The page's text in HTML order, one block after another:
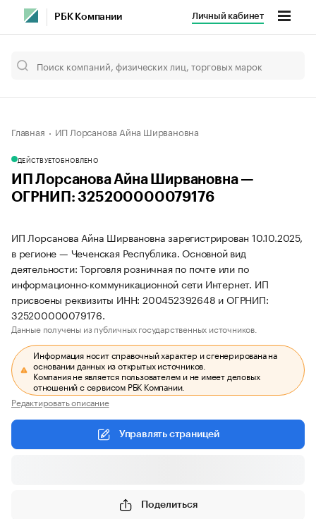
РБК Компании Личный кабинет
Главная ИП Лорсанова Айна Ширвановна
ДЕЙСТВУЕТОБНОВЛЕНО
ИП Лорсанова Айна Ширвановна —
ОГРНИП: 325200000079176
ИП Лорсанова Айна Ширвановна зарегистрирован 10.10.2025,
в регионе — Чеченская Республика. Основной вид
деятельности: Торговля розничная по почте или по
информационно-коммуникационной сети Интернет. ИП
присвоены реквизиты ИНН: 200452392648 и ОГРНИП:
325200000079176.
Данные получены из публичных государственных источников.
Информация носит справочный характер и сгенерирована на
основании данных из открытых источников.
Компания не является пользователем и не имеет деловых
отношений с сервисом РБК Компании.
Редактировать описание
Управлять страницей
Поделиться